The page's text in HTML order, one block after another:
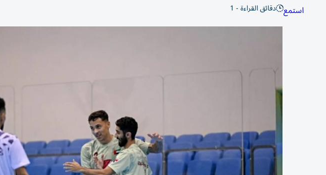
استمع دقائق القراءة - 1